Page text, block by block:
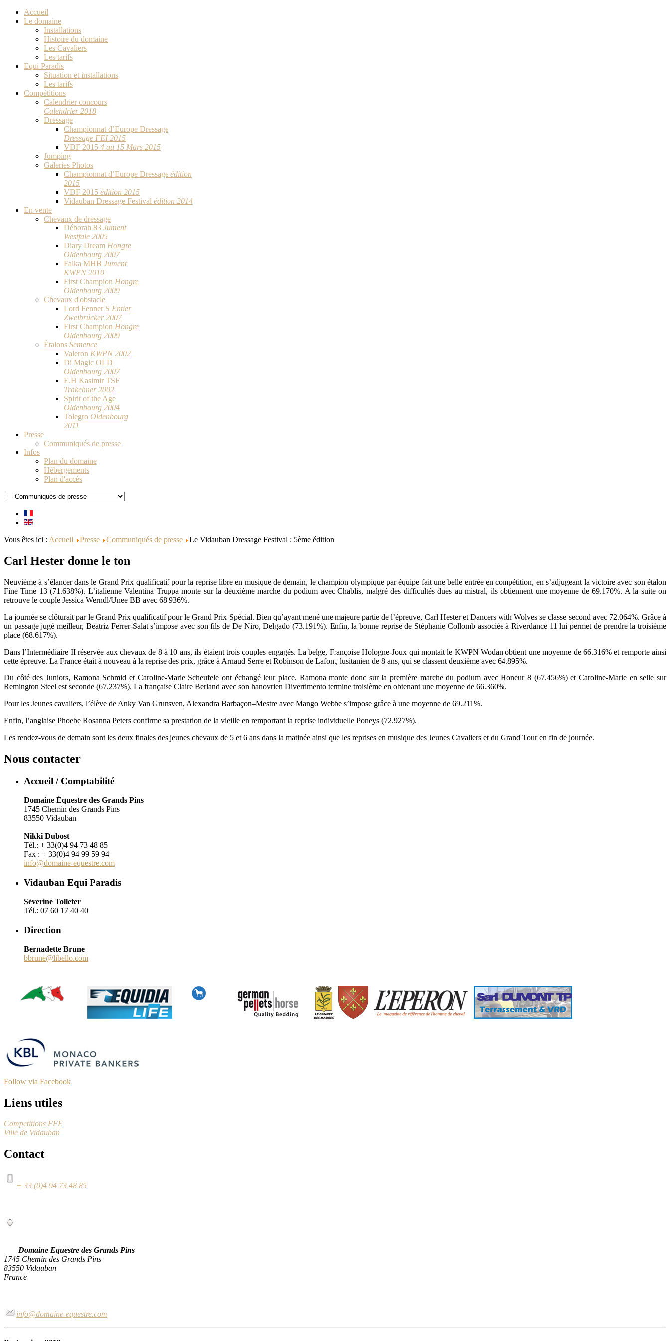
Accueil
Le domaine
Installations
Histoire du domaine
Les Cavaliers
Les tarifs
Equi Paradis
Situation et installations
Les tarifs
Compétitions
Calendrier concours
Calendrier 2018
Dressage
Championnat d’Europe Dressage
Dressage FEI 2015
VDF 2015 4 au 15 Mars 2015
Jumping
Galeries Photos
Championnat d’Europe Dressage édition
2015
VDF 2015 édition 2015
Vidauban Dressage Festival édition 2014
En vente
Chevaux de dressage
Déborah 83 Jument
Westfale 2005
Diary Dream Hongre
Oldenbourg 2007
Falka MHB Jument
KWPN 2010
First Champion Hongre
Oldenbourg 2009
Chevaux d'obstacle
Lord Fenner S Entier
Zweibrücker 2007
First Champion Hongre
Oldenbourg 2009
Étalons Semence
Valeron KWPN 2002
Di Magic OLD
Oldenbourg 2007
E.H Kasimir TSF
Trakehner 2002
Spirit of the Age
Oldenbourg 2004
Tolegro Oldenbourg
2011
Presse
Communiqués de presse
Infos
Plan du domaine
Hébergements
Plan d'accès
Vous êtes ici : Accueil Presse Communiqués de presse Le Vidauban Dressage Festival : 5ème édition
Carl Hester donne le ton
Neuvième à s’élancer dans le Grand Prix qualificatif pour la reprise libre en musique de demain, le champion olympique par équipe fait une belle entrée en compétition, en s’adjugeant la victoire avec son étalon
Fine Time 13 (71.638%). L’italienne Valentina Truppa monte sur la deuxième marche du podium avec Chablis, malgré des difficultés dues au mistral, ils obtiennent une moyenne de 69.170%. A la suite on
retrouve le couple Jessica Werndl/Unee BB avec 68.936%.
La journée se clôturait par le Grand Prix qualificatif pour le Grand Prix Spécial. Bien qu’ayant mené une majeure partie de l’épreuve, Carl Hester et Dancers with Wolves se classe second avec 72.064%. Grâce à
un passage jugé meilleur, Beatriz Ferrer-Salat s’impose avec son fils de De Niro, Delgado (73.191%). Enfin, la bonne reprise de Stéphanie Collomb associée à Riverdance 11 lui permet de prendre la troisième
place (68.617%).
Dans l’Intermédiaire II réservée aux chevaux de 8 à 10 ans, ils étaient trois couples engagés. La belge, Françoise Hologne-Joux qui montait le KWPN Wodan obtient une moyenne de 66.316% et remporte ainsi
cette épreuve. La France était à nouveau à la reprise des prix, grâce à Arnaud Serre et Robinson de Lafont, lusitanien de 8 ans, qui se classent deuxième avec 64.895%.
Du côté des Juniors, Ramona Schmid et Caroline-Marie Scheufele ont échangé leur place. Ramona monte donc sur la première marche du podium avec Honeur 8 (67.456%) et Caroline-Marie en selle sur
Remington Steel est seconde (67.237%). La française Claire Berland avec son hanovrien Divertimento termine troisième en obtenant une moyenne de 66.360%.
Pour les Jeunes cavaliers, l’élève de Anky Van Grunsven, Alexandra Barbaçon–Mestre avec Mango Webbe s’impose grâce à une moyenne de 69.211%.
Enfin, l’anglaise Phoebe Rosanna Peters confirme sa prestation de la vieille en remportant la reprise individuelle Poneys (72.927%).
Les rendez-vous de demain sont les deux finales des jeunes chevaux de 5 et 6 ans dans la matinée ainsi que les reprises en musique des Jeunes Cavaliers et du Grand Tour en fin de journée.
Nous contacter
Accueil / Comptabilité
Domaine Équestre des Grands Pins
1745 Chemin des Grands Pins
83550 Vidauban
Nikki Dubost
Tél.: + 33(0)4 94 73 48 85
Fax : + 33(0)4 94 99 59 94
info@domaine-equestre.com
Vidauban Equi Paradis
Séverine Tolleter
Tél.: 07 60 17 40 40
Direction
Bernadette Brune
bbrune@libello.com
Follow via Facebook
Liens utiles
Competitions FFE
Ville de Vidauban
Contact
+ 33 (0)4 94 73 48 85
Domaine Equestre des Grands Pins
1745 Chemin des Grands Pins
83550 Vidauban
France
info@domaine-equestre.com